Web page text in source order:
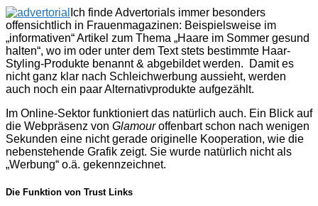
Ich finde Advertorials immer besonders
offensichtlich in Frauenmagazinen: Beispielsweise im
„informativen“ Artikel zum Thema „Haare im Sommer gesund
halten“, wo im oder unter dem Text stets bestimmte Haar-
Styling-Produkte benannt & abgebildet werden. Damit es
nicht ganz klar nach Schleichwerbung aussieht, werden
auch noch ein paar Alternativprodukte aufgezählt.
Im Online-Sektor funktioniert das natürlich auch. Ein Blick auf
die Webpräsenz von Glamouroffenbart schon nach wenigen
Sekunden eine nicht gerade originelle Kooperation, wie die
nebenstehende Grafik zeigt. Sie wurde natürlich nicht als
„Werbung“ o.ä. gekennzeichnet.
Die Funktion von Trust Links